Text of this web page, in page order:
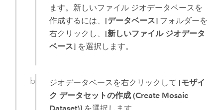
ます。新しいファイル ジオデータベースを
作成するには、 [データベース] フォルダーを
右クリックし、 [新しいファイル ジオデータ
ベース] を選択します。
ジオデータベースを右クリックして [モザイ
ク データセットの作成 (Create Mosaic